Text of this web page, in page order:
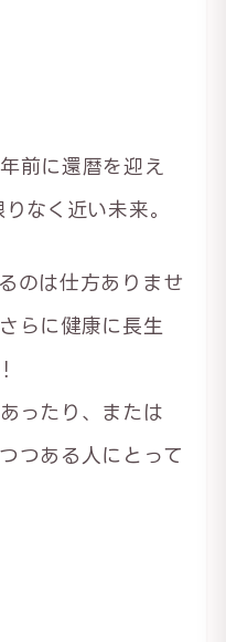
前に還暦を迎え
なく近い未来。
のは仕方ありませ
らに健康に長生
ったり、または
つある人にとって